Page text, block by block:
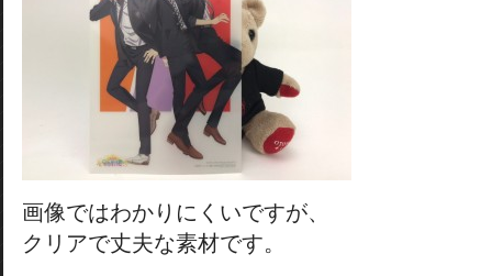
画像ではわかりにくいですが、
クリアで丈夫な素材です。